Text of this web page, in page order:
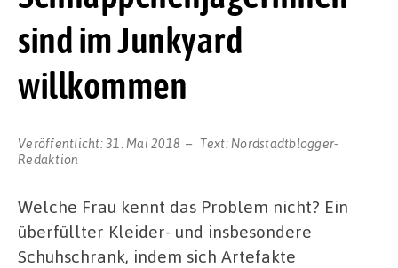
sind im Junkyard
willkommen
Veröffentlicht:31. Mai 2018 Text: Nordstadtblogger-
Redaktion
Welche Frau kennt das Problem nicht? Ein
überfüllter Kleider- und insbesondere
Schuhschrank, indem sich Artefakte